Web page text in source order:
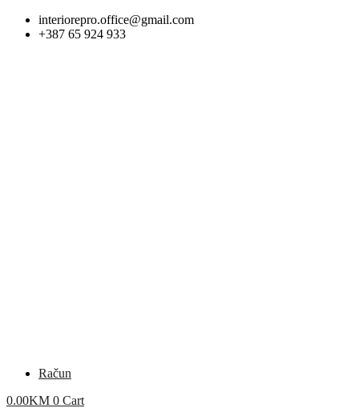
Skip
interiorepro.office@gmail.com
+387 65 924 933
Račun
0.00KM 0 Cart